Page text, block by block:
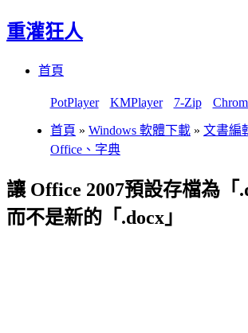
重灌狂人
首頁
PotPlayer KMPlayer 7-Zip
首頁 » Windows 軟體下載 » 文書編
Office、字典
讓 Office 2007預設存檔為「
而不是新的「.docx」